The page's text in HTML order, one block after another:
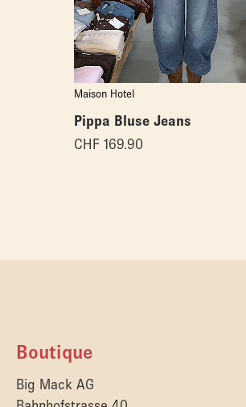
Maison Hotel
Pippa Bluse Jeans
CHF 169.90
Boutique
Big Mack AG